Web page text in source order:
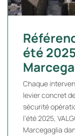
été
Chaque
levier concret
sécurité
l’été 2025,
Marcegaglia